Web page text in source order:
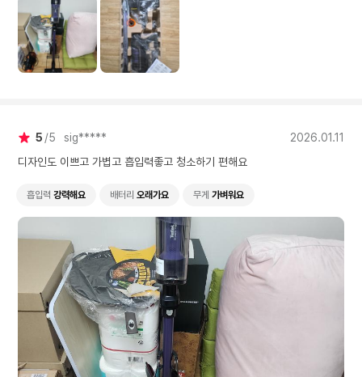
5 5 sig*****
2026.01.11
디자인도 이쁘고 가볍고 흡입력좋고 청소하기 편해요
흡입력 강력해요 배터리 오래가요 무게 가벼워요